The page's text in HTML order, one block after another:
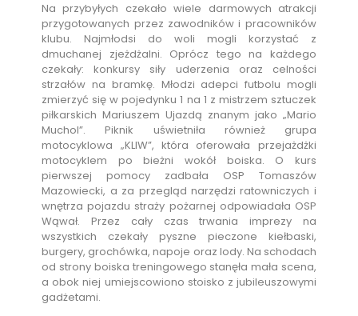
Na przybyłych czekało wiele darmowych atrakcji
przygotowanych przez zawodników i pracowników
klubu. Najmłodsi do woli mogli korzystać z
dmuchanej zjeżdżalni. Oprócz tego na każdego
czekały: konkursy siły uderzenia oraz celności
strzałów na bramkę. Młodzi adepci futbolu mogli
zmierzyć się w pojedynku 1 na 1 z mistrzem sztuczek
piłkarskich Mariuszem Ujazdą znanym jako „Mario
Muchol”. Piknik uświetniła również grupa
motocyklowa „KLIW”, która oferowała przejażdżki
motocyklem po bieżni wokół boiska. O kurs
pierwszej pomocy zadbała OSP Tomaszów
Mazowiecki, a za przegląd narzędzi ratowniczych i
wnętrza pojazdu straży pożarnej odpowiadała OSP
Wąwał. Przez cały czas trwania imprezy na
wszystkich czekały pyszne pieczone kiełbaski,
burgery, grochówka, napoje oraz lody. Na schodach
od strony boiska treningowego stanęła mała scena,
a obok niej umiejscowiono stoisko z jubileuszowymi
gadżetami.